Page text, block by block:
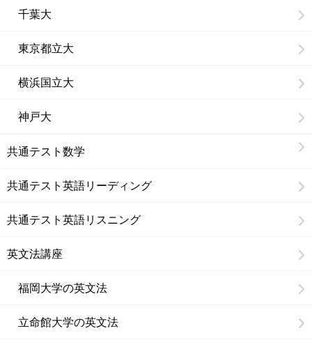
千葉大
東京都立大
横浜国立大
神戸大
共通テスト数学
共通テスト英語リーディング
共通テスト英語リスニング
英文法講座
福岡大学の英文法
立命館大学の英文法